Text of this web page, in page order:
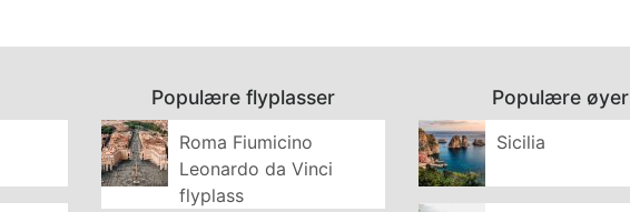
Populære flyplasser
Roma Fiumicino
Leonardo da Vinci
flyplass
Populære øyer
Sicilia